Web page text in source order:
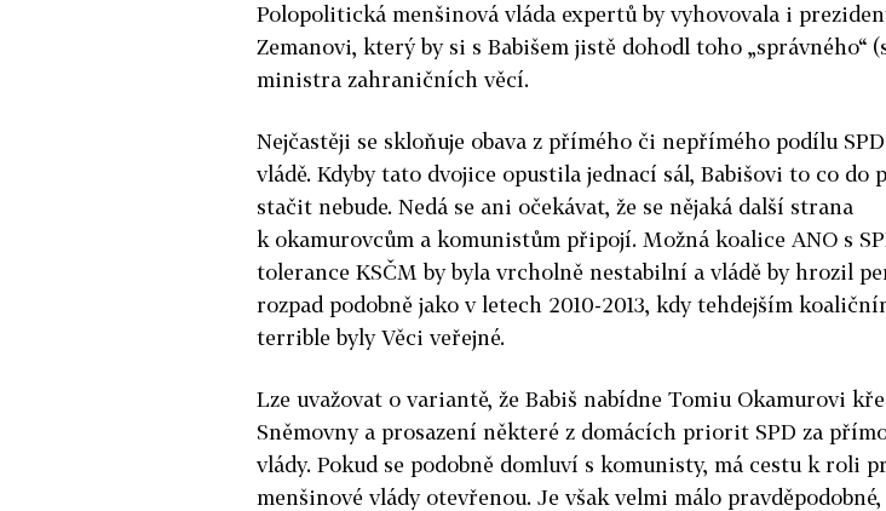
Polopolitická menšinová vláda expertů by vyhovovala i
Zemanovi, který by si s Babišem jistě dohodl toho „správného“
ministra zahraničních věcí.
Nejčastěji se skloňuje obava z přímého či nepřímého podílu
vládě. Kdyby tato dvojice opustila jednací sál, Babišovi to co do
stačit nebude. Nedá se ani očekávat, že se nějaká další strana
k okamurovcům a komunistům připojí. Možná koalice ANO s
tolerance KSČM by byla vrcholně nestabilní a vládě by hrozil
rozpad podobně jako v letech 2010-2013, kdy tehdejším
terrible byly Věci veřejné.
Lze uvažovat o variantě, že Babiš nabídne Tomiu Okamurovi
Sněmovny a prosazení některé z domácích priorit SPD za
vlády. Pokud se podobně domluví s komunisty, má cestu k roli
menšinové vlády otevřenou. Je však velmi málo pravděpodobné,